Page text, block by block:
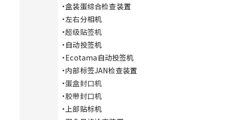
・盒装蛋综合检查装置
・左右分相机
・超级贴签机
・自动投签机
・Ecotama自动投签机
・内部标签JAN检查装置
・蛋盒封口机
・胶带封口机
・上部贴标机